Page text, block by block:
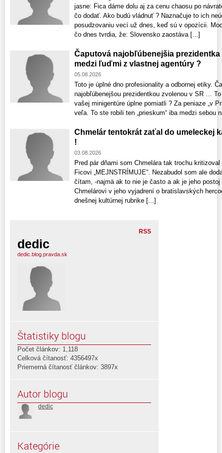
jasne: Fica dáme dolu aj za cenu chaosu po
čo dodať. Ako budú vládnuť ? Naznačuje to ich
posudzovaniu vecí už dnes, keď sú v opozícii.
čo dnes tvrdia, že: Slovensko zaostáva [...]
Čaputová najobľúbenejšia
medzi ľuďmi z vlastnej agentúry ?
05.08.2026
Toto je úplné dno profesionality a odbornej etiky.
najobľúbenejšou prezidentkou zvolenou v SR …
vašej minigentúre úplne pomiatli ? Za peniaze „v
veľa. To ste robili ten „prieskum“ iba medzi sebou
Chmelár tentokrát zaťal do umeleckej
!
03.08.2026
Pred pár dňami som Chmelára tak trochu
Ficovi „MEJNSTRÍMUJE“. Nezabudol som ale
čítam, -najmä ak to nie je často a ak je jeho
Chmelárovi v jeho vyjadrení o bratislavských
dnešnej kultúrnej rubrike [...]
RSS
dedic
dedic.blog.pravda.sk
Štatistiky blogu
Počet článkov: 1,118
Celková čítanosť: 4356497x
Priemerná čítanosť článkov: 3897x
Autor blogu
dedic
Kategórie